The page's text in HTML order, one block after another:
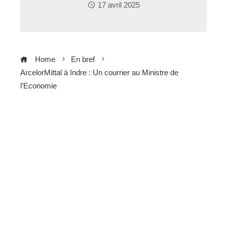
17 avril 2025
Home
En bref
ArcelorMittal à Indre : Un courrier au Ministre de
l’Economie